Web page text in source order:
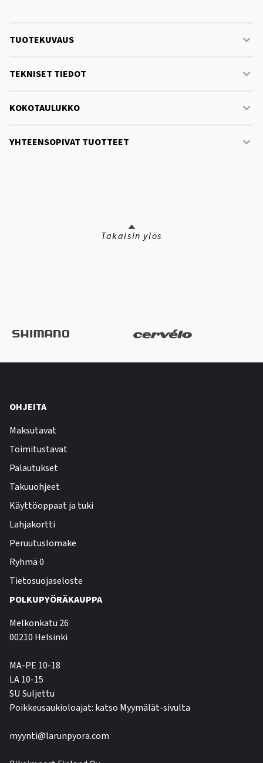
TUOTEKUVAUS
TEKNISET TIEDOT
KOKOTAULUKKO
YHTEENSOPIVAT TUOTTEET
Takaisin ylös
OHJEITA
Maksutavat
Toimitustavat
Palautukset
Takuuohjeet
Käyttöoppaat ja tuki
Lahjakortti
Peruutuslomake
Ryhmä 0
Tietosuojaseloste
POLKUPYÖRÄKAUPPA
Melkonkatu 26
00210 Helsinki
MA-PE 10-18
LA 10-15
SU Suljettu
Poikkeusaukioloajat: katso Myymälät-sivulta
myynti@larunpyora.com